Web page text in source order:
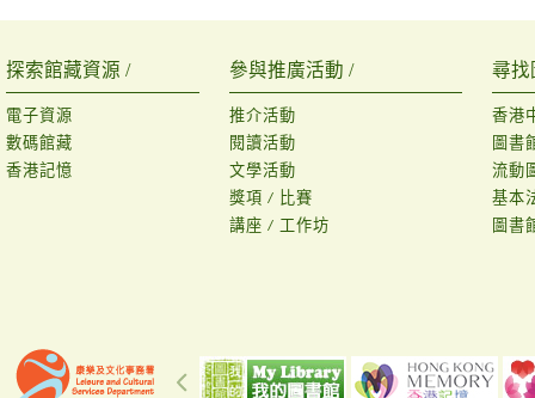
探索館藏資源 /
電子資源
數碼館藏
香港記憶
參與推廣活動 /
推介活動
閱讀活動
文學活動
獎項 / 比賽
講座 / 工作坊
尋找
香港
圖書
流動
基本
圖書